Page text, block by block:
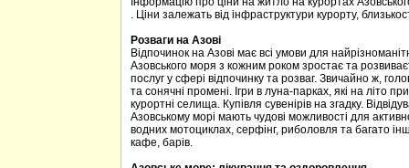
. Ціни залежать від інфраструктури курорту,
Розваги на Азові
Відпочинок на Азові має всі умови для
Азовського моря з кожним роком зростає та
послуг у сфері відпочинку та розваг. Звичайно ж,
та сонячні промені. Ігри в луна-парках, які на літо
курортні селища. Купівля сувенірів на згадку.
Азовському морі мають чудові можливості для
водних мотоциклах, серфінг, риболовля та багато
кафе, барів.